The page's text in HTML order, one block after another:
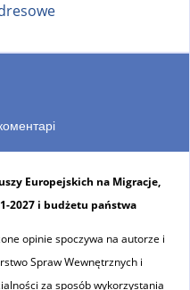
Europejskich na Migracje,
2027 i budżetu państwa
opinie spoczywa na autorze i
Spraw Wewnętrznych i
za sposób wykorzystania